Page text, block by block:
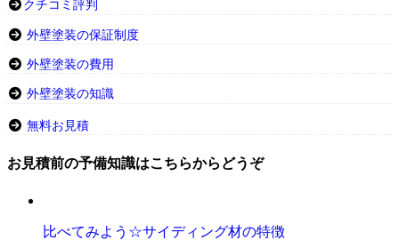
クチコミ評判
外壁塗装の保証制度
外壁塗装の費用
外壁塗装の知識
無料お見積
お見積前の予備知識はこちらからどうぞ
比べてみよう☆サイディング材の特徴